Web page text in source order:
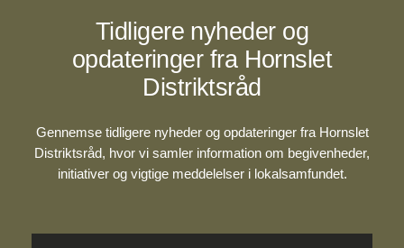
Tidligere nyheder og
opdateringer fra Hornslet
Distriktsråd
Gennemse tidligere nyheder og opdateringer fra Hornslet
Distriktsråd, hvor vi samler information om begivenheder,
initiativer og vigtige meddelelser i lokalsamfundet.